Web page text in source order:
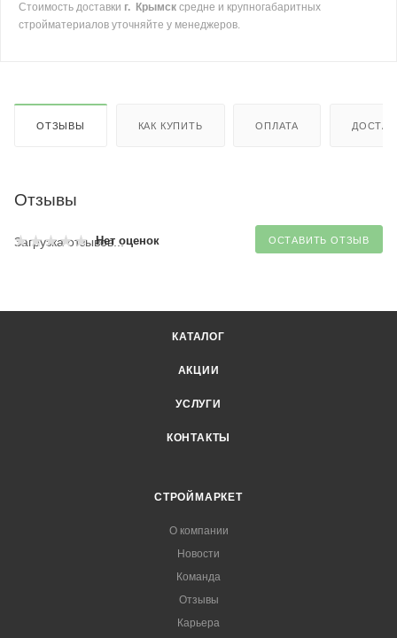
Стоимость доставки г. Крымск средне и крупногабаритных
стройматериалов уточняйте у менеджеров.
ОТЗЫВЫ КАК КУПИТЬ ОПЛАТА
Отзывы
Нет оценок ОСТАВИТЬ ОТЗЫВ
Загрузка отзывов...
КАТАЛОГ
АКЦИИ
УСЛУГИ
КОНТАКТЫ
СТРОЙМАРКЕТ
О компании
Новости
Команда
Отзывы
Карьера